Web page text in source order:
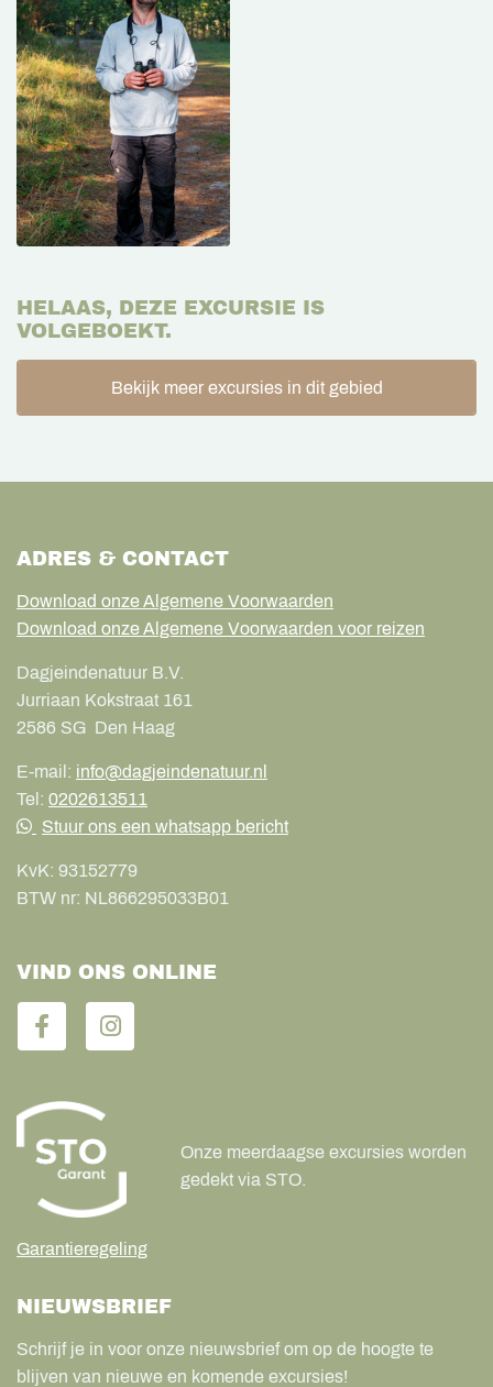
HELAAS, DEZE EXCURSIE IS
VOLGEBOEKT.
Bekijk meer excursies in dit gebied
ADRES & CONTACT
Download onze Algemene Voorwaarden
Download onze Algemene Voorwaarden voor reizen
Dagjeindenatuur B.V.
Jurriaan Kokstraat 161
2586 SG Den Haag
E-mail: info@dagjeindenatuur.nl
Tel: 0202613511
Stuur ons een whatsapp bericht
KvK: 93152779
BTW nr: NL866295033B01
VIND ONS ONLINE
Garantieregeling
Onze meerdaagse excursies worden
gedekt via STO.
NIEUWSBRIEF
Schrijf je in voor onze nieuwsbrief om op de hoogte te
blijven van nieuwe en komende excursies!